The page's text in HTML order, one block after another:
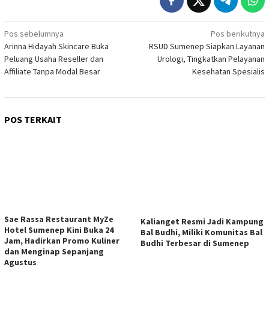
Navigasi
pos
Pos sebelumnya
Arinna Hidayah Skincare Buka
Peluang Usaha Reseller dan
Affiliate Tanpa Modal Besar
Pos berikutnya
RSUD Sumenep Siapkan Layanan
Urologi, Tingkatkan Pelayanan
Kesehatan Spesialis
POS TERKAIT
Sae Rassa Restaurant MyZe
Hotel Sumenep Kini Buka 24
Jam, Hadirkan Promo Kuliner
dan Menginap Sepanjang
Agustus
Kalianget Resmi Jadi Kampung
Bal Budhi, Miliki Komunitas Bal
Budhi Terbesar di Sumenep